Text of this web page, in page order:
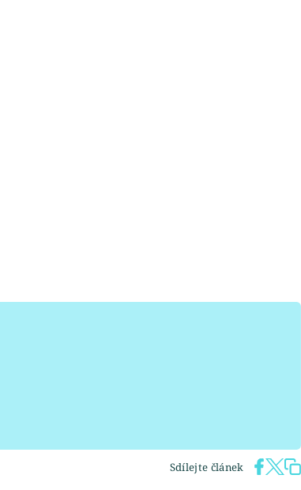
Sdílejte článek